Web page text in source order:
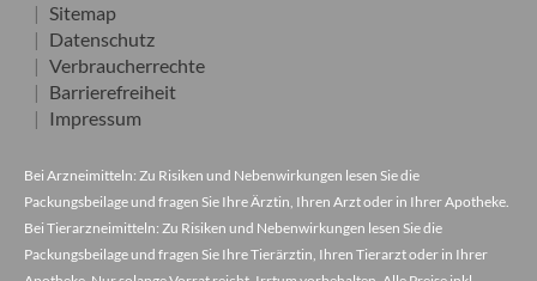
Sitemap
Datenschutz
Verbraucherrechte
Barrierefreiheit
Impressum
Bei Arzneimitteln: Zu Risiken und Nebenwirkungen lesen Sie die
Packungsbeilage und fragen Sie Ihre Ärztin, Ihren Arzt oder in Ihrer Apotheke.
Bei Tierarzneimitteln: Zu Risiken und Nebenwirkungen lesen Sie die
Packungsbeilage und fragen Sie Ihre Tierärztin, Ihren Tierarzt oder in Ihrer